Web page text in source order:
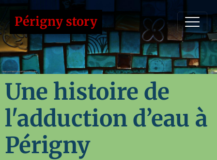
Périgny story
Une histoire de
l'adduction d’eau à
Périgny